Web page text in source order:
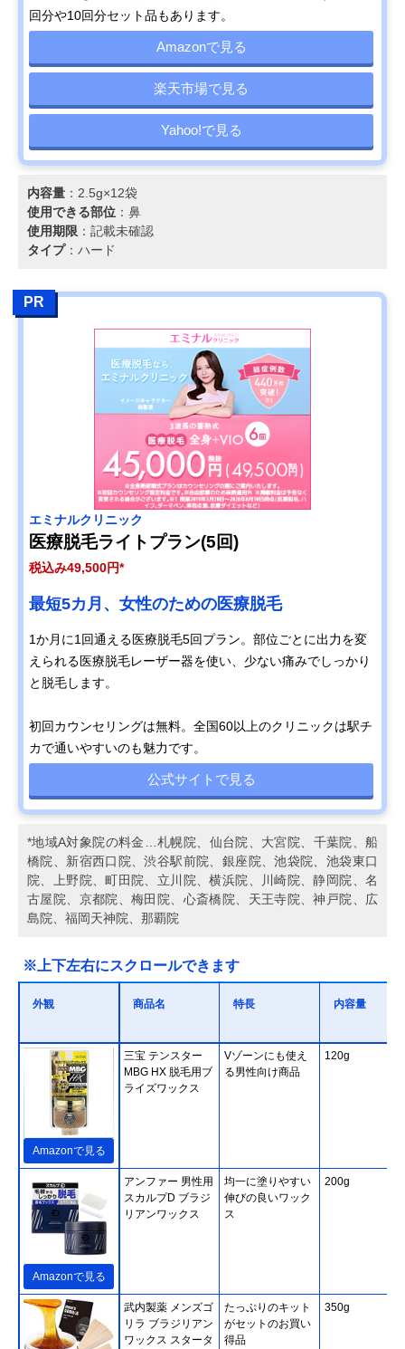
回分や10回分セット品もあります。
Amazonで見る
楽天市場で見る
Yahoo!で見る
内容量 ：2.5g×12袋
使用できる部位 ：鼻
使用期限 ：記載未確認
タイプ：ハード
PR
エミナルクリニック
医療脱毛ライトプラン(5回)
税込み49,500円*
最短5カ月、女性のための医療脱毛
1か月に1回通える医療脱毛5回プラン。部位ごとに出力を変
えられる医療脱毛レーザー器を使い、少ない痛みでしっかり
と脱毛します。
初回カウンセリングは無料。全国60以上のクリニックは駅チ
カで通いやすいのも魅力です。
公式サイトで見る
*地域A対象院の料金…札幌院、仙台院、大宮院、千葉院、船
橋院、新宿西口院、渋谷駅前院、銀座院、池袋院、池袋東口
院、上野院、町田院、立川院、横浜院、川崎院、静岡院、名
古屋院、京都院、梅田院、心斎橋院、天王寺院、神戸院、広
島院、福岡天神院、那覇院
※上下左右にスクロールできます
外観 商品名 特長 内容量
Amazonで見る
三宝 テンスター
MBG HX 脱毛用ブ
ライズワックス
Vゾーンにも使え
る男性向け商品
120g
Amazonで見る
アンファー 男性用
スカルプD ブラジ
リアンワックス
均一に塗りやすい
伸びの良いワック
ス
200g
武内製薬 メンズゴ
リラ ブラジリアン
ワックス スタータ
たっぷりのキット
がセットのお買い
得品
350g